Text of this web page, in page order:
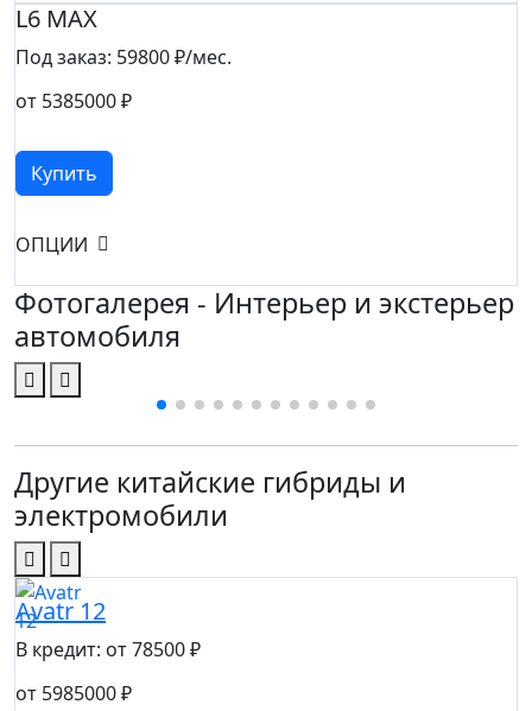
L6 MAX
Под заказ: 59800 ₽/мес.
от 5385000 ₽
Купить
ОПЦИИ
Фотогалерея - Интерьер и экстерьер
автомобиля
Другие китайские гибриды и
электромобили
Avatr 12
В кредит: от 78500 ₽
от 5985000 ₽